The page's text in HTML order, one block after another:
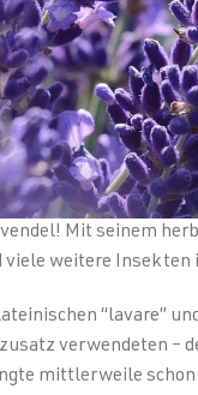
Mit seinem
weitere Insekten
“lavare”
verwendeten –
mittlerweile